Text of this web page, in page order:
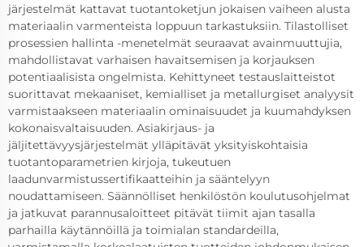
järjestelmät kattavat tuotantoketjun jokaisen vaiheen alusta
materiaalin varmenteista loppuun tarkastuksiin. Tilastolliset
prosessien hallinta -menetelmät seuraavat avainmuuttujia,
mahdollistavat varhaisen havaitsemisen ja korjauksen
potentiaalisista ongelmista. Kehittyneet testauslaitteistot
suorittavat mekaaniset, kemialliset ja metallurgiset analyysit
varmistaakseen materiaalin ominaisuudet ja kuumahdyksen
kokonaisvaltaisuuden. Asiakirjaus- ja
jäljitettävyysjärjestelmät ylläpitävät yksityiskohtaisia
tuotantoparametrien kirjoja, tukeutuen
laadunvarmistussertifikaatteihin ja sääntelyyn
noudattamiseen. Säännölliset henkilöstön koulutusohjelmat
ja jatkuvat parannusaloitteet pitävät tiimit ajan tasalla
parhailla käytännöillä ja toimialan standardeilla,